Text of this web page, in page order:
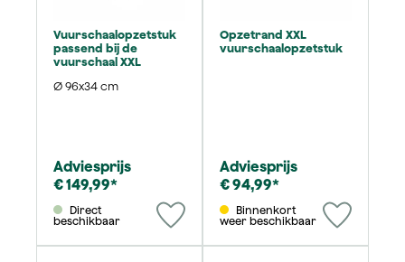
Vuurschaalopzetstuk
passend bij de
vuurschaal XXL
Ø 96x34 cm
Adviesprijs
€ 149,99*
beschikbaar
Opzetrand XXL
vuurschaalopzetstuk
Adviesprijs
€ 94,99*
weer beschikbaar